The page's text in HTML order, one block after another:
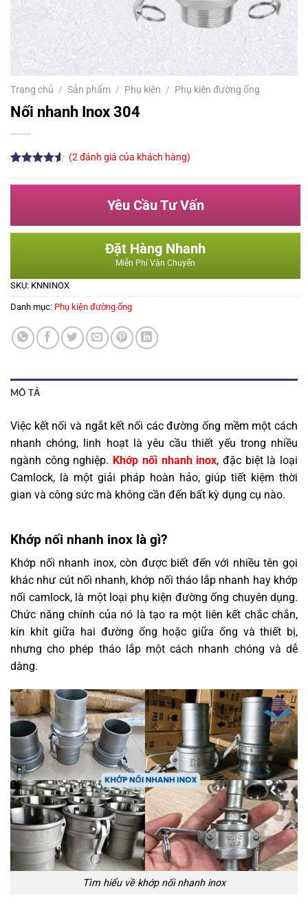
Trang chủ / Sản phẩm / Phụ kiện / Phụ kiện đường ống
Nối nhanh Inox 304
5 dựa trên
(2đánh giá của khách hàng)
Yêu Cầu Tư Vấn
Đặt Hàng Nhanh
Miễn Phí Vận Chuyển
SKU: KNNINOX
Danh mục: Phụ kiện đường ống
MÔ TẢ
Việc kết nối và ngắt kết nối các đường ống mềm một cách
nhanh chóng, linh hoạt là yêu cầu thiết yếu trong nhiều
ngành công nghiệp. Khớp nối nhanh inox, đặc biệt là loại
Camlock, là một giải pháp hoàn hảo, giúp tiết kiệm thời
gian và công sức mà không cần đến bất kỳ dụng cụ nào.
Khớp nối nhanh inox là gì?
Khớp nối nhanh inox, còn được biết đến với nhiều tên gọi
khác như cút nối nhanh, khớp nối tháo lắp nhanh hay khớp
nối camlock, là một loại phụ kiện đường ống chuyên dụng.
Chức năng chính của nó là tạo ra một liên kết chắc chắn,
kín khít giữa hai đường ống hoặc giữa ống và thiết bị,
nhưng cho phép tháo lắp một cách nhanh chóng và dễ
dàng.
Tìm hiểu về khớp nối nhanh inox